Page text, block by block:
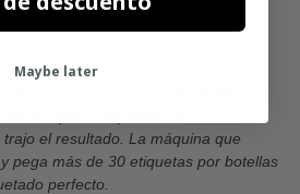
despega de la botella. Ni siquiera
las etiquetas eran
a mano, hoy en dia es algo que se
hay que pagar más de 3000
máquina etiquetadora
el resultado. La máquina que
pega más de 30 etiquetas por botellas
perfecto.
Maybe later